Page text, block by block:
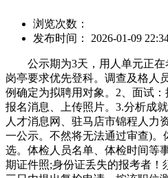
浏览次数：
发布时间： 2026-01-09
公示期为3天，用人单元正在
岗亭要求优先登科。调查及格人
例确定为拟聘用对象。2、面试
报名消息、上传照片。3.分析成
人才消息网、驻马店市锦程人力
一公示。不然将无法通过审查)。
选。体检人员名单、体检时间等
期证件照;身份证丢失的报考者！